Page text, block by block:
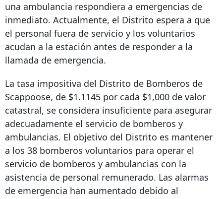
una ambulancia respondiera a emergencias de
inmediato. Actualmente, el Distrito espera a que
el personal fuera de servicio y los voluntarios
acudan a la estación antes de responder a la
llamada de emergencia.
La tasa impositiva del Distrito de Bomberos de
Scappoose, de $1.1145 por cada $1,000 de valor
catastral, se considera insuficiente para asegurar
adecuadamente el servicio de bomberos y
ambulancias. El objetivo del Distrito es mantener
a los 38 bomberos voluntarios para operar el
servicio de bomberos y ambulancias con la
asistencia de personal remunerado. Las alarmas
de emergencia han aumentado debido al